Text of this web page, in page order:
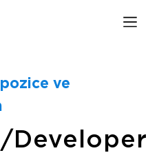
ve
Developer